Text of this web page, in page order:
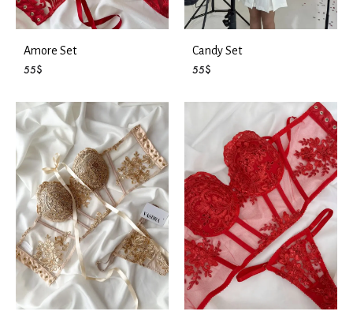
Amore Set
55$
Candy Set
55$